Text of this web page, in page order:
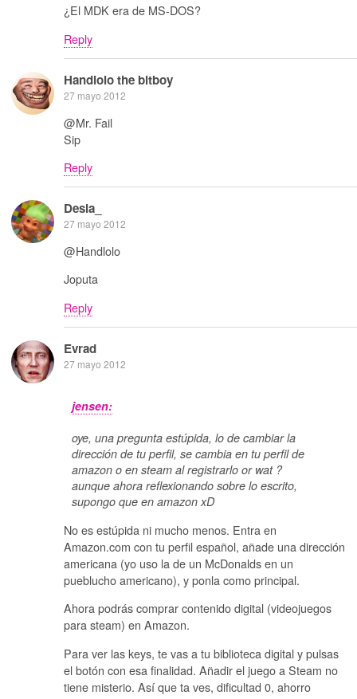
¿El MDK era de MS-DOS?
Reply
Handlolo the bitboy
27 mayo 2012
@Mr. Fail
Sip
Reply
Desia_
27 mayo 2012
@Handlolo
Joputa
Reply
Evrad
27 mayo 2012
jensen:
oye, una pregunta estúpida, lo de cambiar la
dirección de tu perfil, se cambia en tu perfil de
amazon o en steam al registrarlo or wat ?
aunque ahora reflexionando sobre lo escrito,
supongo que en amazon xD
No es estúpida ni mucho menos. Entra en
Amazon.com con tu perfil español, añade una dirección
americana (yo uso la de un McDonalds en un
pueblucho americano), y ponla como principal.
Ahora podrás comprar contenido digital (videojuegos
para steam) en Amazon.
Para ver las keys, te vas a tu biblioteca digital y pulsas
el botón con esa finalidad. Añadir el juego a Steam no
tiene misterio. Así que ta ves, dificultad 0, ahorro